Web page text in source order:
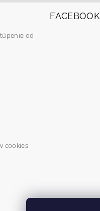
od
cookies
FACEBOOK